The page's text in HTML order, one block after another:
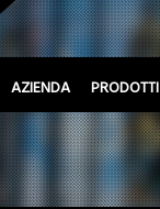
AZIENDA PRODOTTI